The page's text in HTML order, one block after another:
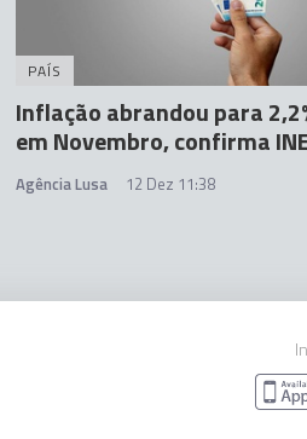
PAÍS
Inflação abrandou para
em Novembro, confirma
Agência Lusa 12 Dez 11:38